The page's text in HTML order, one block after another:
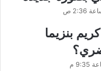
بنزيما